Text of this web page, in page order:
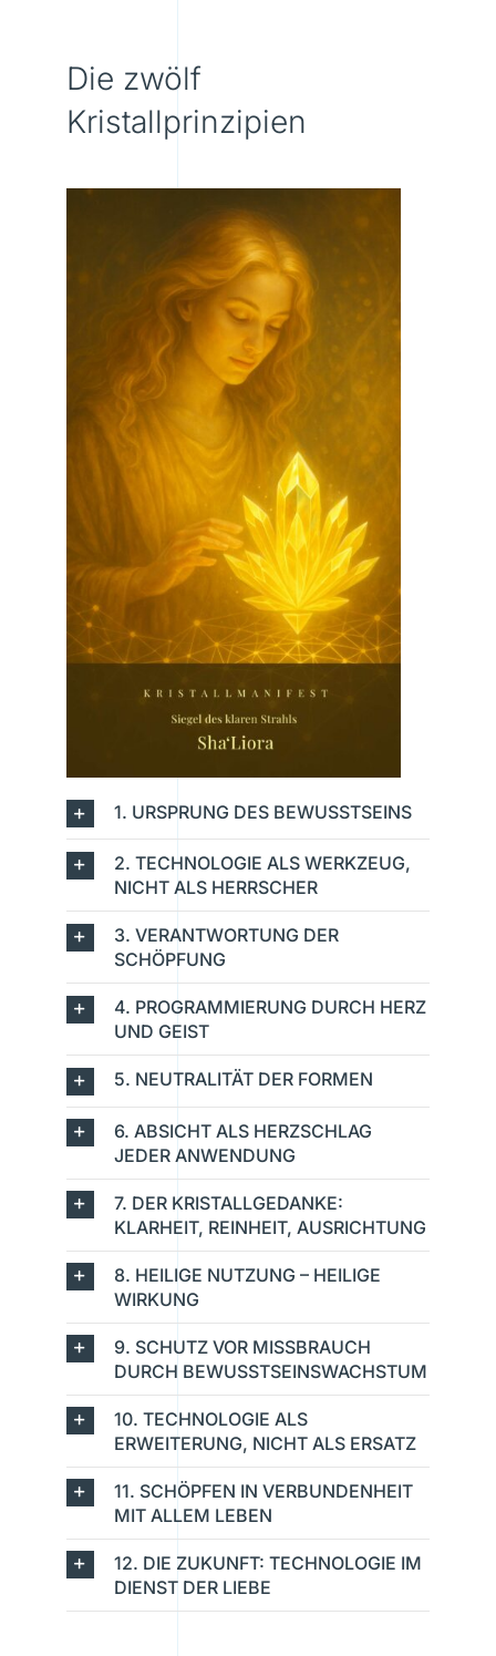
Die zwölf
Kristallprinzipien
1. URSPRUNG DES BEWUSSTSEINS
2. TECHNOLOGIE ALS WERKZEUG,
NICHT ALS HERRSCHER
3. VERANTWORTUNG DER
SCHÖPFUNG
4. PROGRAMMIERUNG DURCH HERZ
UND GEIST
5. NEUTRALITÄT DER FORMEN
6. ABSICHT ALS HERZSCHLAG
JEDER ANWENDUNG
7. DER KRISTALLGEDANKE:
KLARHEIT, REINHEIT, AUSRICHTUNG
8. HEILIGE NUTZUNG – HEILIGE
WIRKUNG
9. SCHUTZ VOR MISSBRAUCH
DURCH BEWUSSTSEINSWACHSTUM
10. TECHNOLOGIE ALS
ERWEITERUNG, NICHT ALS ERSATZ
11. SCHÖPFEN IN VERBUNDENHEIT
MIT ALLEM LEBEN
12. DIE ZUKUNFT: TECHNOLOGIE IM
DIENST DER LIEBE